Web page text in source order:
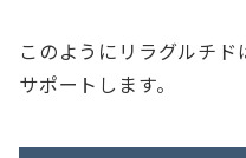
このようにリラグルチ
サポートします。